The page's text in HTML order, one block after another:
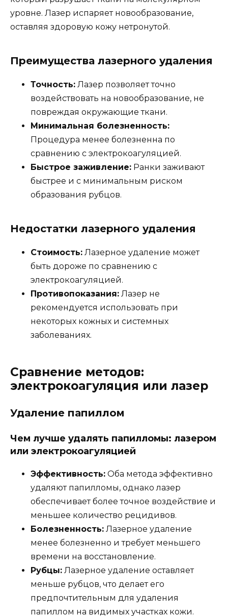
уровне. Лазер испаряет новообразование,
оставляя здоровую кожу нетронутой.
Преимущества лазерного удаления
Точность: Лазер позволяет точно
воздействовать на новообразование, не
повреждая окружающие ткани.
Минимальная болезненность:
Процедура менее болезненна по
сравнению с электрокоагуляцией.
Быстрое заживление: Ранки заживают
быстрее и с минимальным риском
образования рубцов.
Недостатки лазерного удаления
Стоимость: Лазерное удаление может
быть дороже по сравнению с
электрокоагуляцией.
Противопоказания: Лазер не
рекомендуется использовать при
некоторых кожных и системных
заболеваниях.
Сравнение методов:
электрокоагуляция или лазер
Удаление папиллом
Чем лучше удалять папилломы: лазером
или электрокоагуляцией
Эффективность: Оба метода эффективно
удаляют папилломы, однако лазер
обеспечивает более точное воздействие и
меньшее количество рецидивов.
Болезненность: Лазерное удаление
менее болезненно и требует меньшего
времени на восстановление.
Рубцы: Лазерное удаление оставляет
меньше рубцов, что делает его
предпочтительным для удаления
папиллом на видимых участках кожи.